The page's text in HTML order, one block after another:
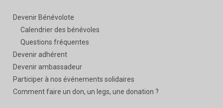
Devenir Bénévolote
Calendrier des bénévoles
Questions fréquentes
Devenir adhérent
Devenir ambassadeur
Participer à nos événements solidaires
Comment faire un don, un legs, une donation ?